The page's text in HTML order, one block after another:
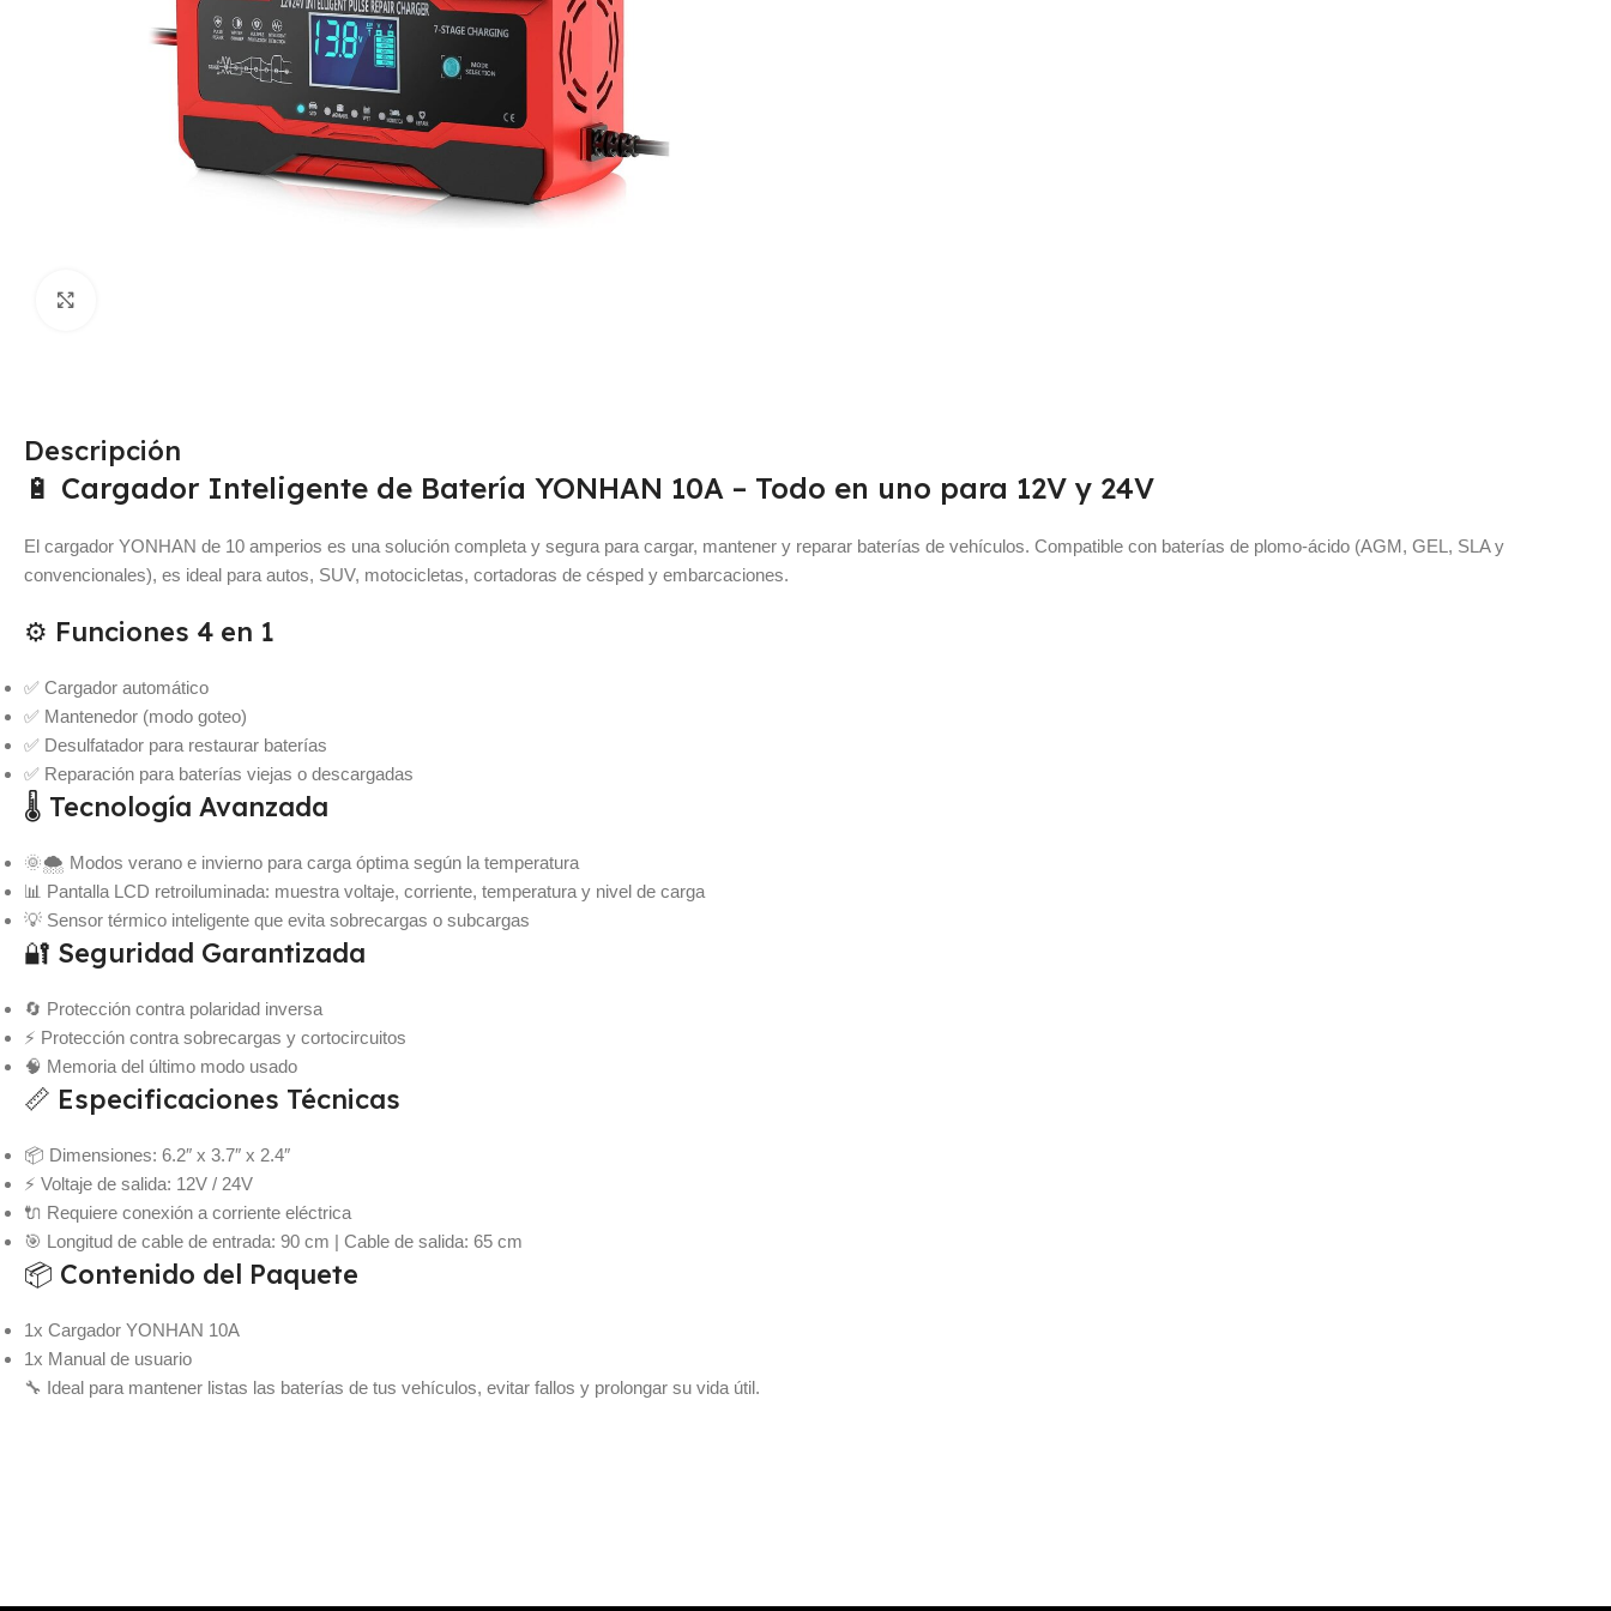
Descripción
🔋 Cargador Inteligente de Batería YONHAN 10A – Todo en uno para 12V y 24V
El cargador YONHAN de 10 amperios es una solución completa y segura para cargar, mantener y reparar baterías de vehículos. Compatible con baterías de plomo-ácido (AGM, GEL, SLA y
convencionales), es ideal para autos, SUV, motocicletas, cortadoras de césped y embarcaciones.
⚙️ Funciones 4 en 1
✅ Cargador automático
✅ Mantenedor (modo goteo)
✅ Desulfatador para restaurar baterías
✅ Reparación para baterías viejas o descargadas
🌡️ Tecnología Avanzada
🌞🌨️ Modos verano e invierno para carga óptima según la temperatura
📊 Pantalla LCD retroiluminada: muestra voltaje, corriente, temperatura y nivel de carga
💡 Sensor térmico inteligente que evita sobrecargas o subcargas
🔐 Seguridad Garantizada
🔄 Protección contra polaridad inversa
⚡ Protección contra sobrecargas y cortocircuitos
🧠 Memoria del último modo usado
📏 Especificaciones Técnicas
📦 Dimensiones: 6.2″ x 3.7″ x 2.4″
⚡ Voltaje de salida: 12V / 24V
🔌 Requiere conexión a corriente eléctrica
🎯 Longitud de cable de entrada: 90 cm | Cable de salida: 65 cm
📦 Contenido del Paquete
1x Cargador YONHAN 10A
1x Manual de usuario
🔧 Ideal para mantener listas las baterías de tus vehículos, evitar fallos y prolongar su vida útil.